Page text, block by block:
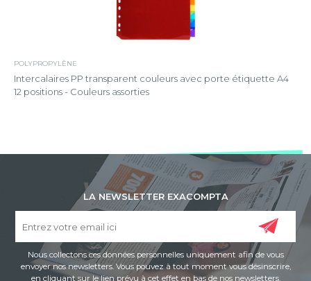
POLYPROPYLÈNE
Intercalaires PP transparent couleurs avec porte étiquette A4
12 positions - Couleurs assorties
LA NEWSLETTER EXACOMPTA
Nous collectons ces données personnelles uniquement afin de vous
envoyer nos newsletters. Vous pouvez à tout moment vous désinscrire,
en cliquant sur le lien prévu à cet effet en bas de nos newsletters.